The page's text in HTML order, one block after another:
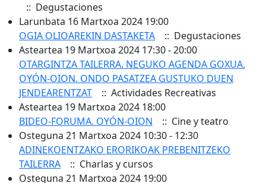
:: Degustaciones
Larunbata 16 Martxoa 2024 19:00
OGIA OLIOAREKIN DASTAKETA
:: Degustaciones
Asteartea 19 Martxoa 2024 17:30 - 20:00
OTARGINTZA TAILERRA. NEGUKO AGENDA GOXUA.
OYÓN-OION. ONDO PASATZEA GUSTUKO DUEN
JENDEARENTZAT
:: Actividades Recreativas
Asteartea 19 Martxoa 2024 18:00
BIDEO-FORUMA. OYÓN-OION
:: Cine y teatro
Osteguna 21 Martxoa 2024 10:30 - 12:30
ADINEKOENTZAKO ERORIKOAK PREBENITZEKO
TAILERRA
:: Charlas y cursos
Osteguna 21 Martxoa 2024 19:00